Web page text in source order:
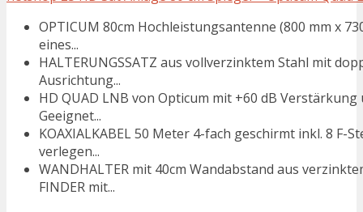
OPTICUM 80cm Hochleistungsantenne (800 mm x
eines...
HALTERUNGSSATZ aus vollverzinktem Stahl mit
Ausrichtung...
HD QUAD LNB von Opticum mit +60 dB
Geeignet...
KOAXIALKABEL 50 Meter 4-fach geschirmt inkl. 8 F-
verlegen...
WANDHALTER mit 40cm Wandabstand aus
FINDER mit...